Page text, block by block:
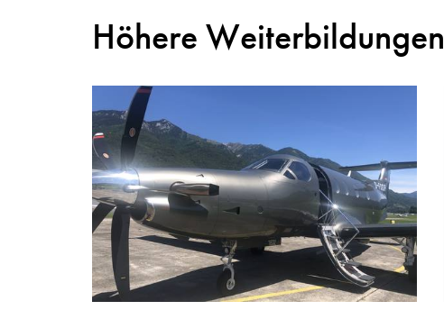
Höhere Weiterbildungen